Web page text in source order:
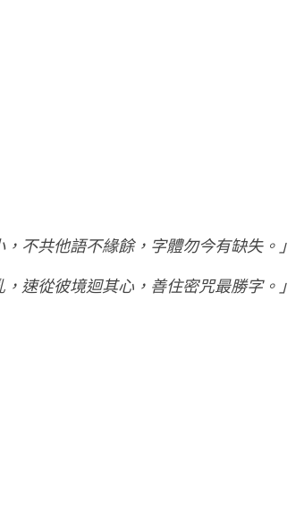
不共他語不緣餘，字體勿今有缺失。」
速從彼境迴其心，善住密咒最勝字。」